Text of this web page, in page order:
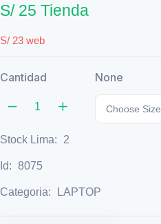
S/ 25 Tienda
S/ 23 web
Cantidad None
Choose Size
Stock Lima: 2
Id: 8075
Categoria: LAPTOP